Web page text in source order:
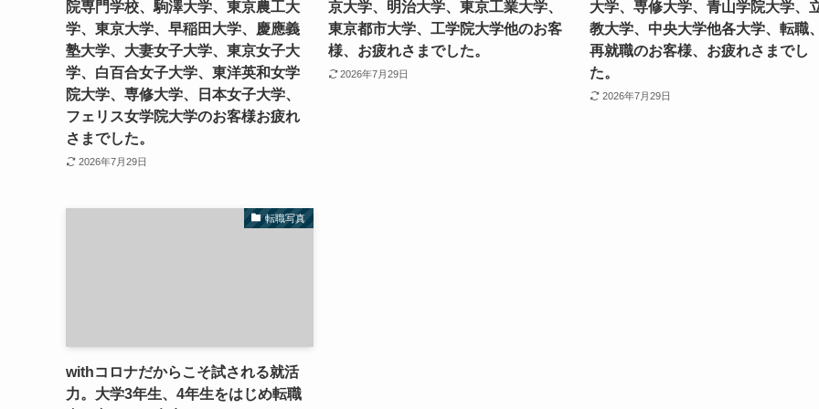
院専門学校、駒澤大学、東京農工大
学、東京大学、早稲田大学、慶應義
塾大学、大妻女子大学、東京女子大
学、白百合女子大学、東洋英和女学
院大学、専修大学、日本女子大学、
フェリス女学院大学のお客様お疲れ
さまでした。
2026年7月29日
京大学、明治大学、東京工業大学、
東京都市大学、工学院大学他のお客
様、お疲れさまでした。
2026年7月29日
大学、専修大学、青山学院大学、
教大学、中央大学他各大学、転職
再就職のお客様、お疲れさまでし
た。
2026年7月29日
転職写真
withコロナだからこそ試される就活
力。大学3年生、4年生をはじめ転職